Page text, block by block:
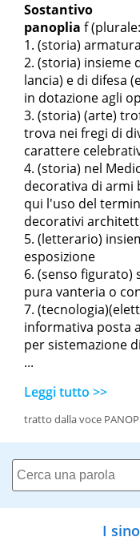
Sostantivo
panoplia f
(storia)
(storia) insieme
lancia) e di difesa
in dotazione agli
(storia) (arte)
trova nei fregi di
carattere
(storia) nel
decorativa di armi
qui l'uso del
decorativi
(letterario)
esposizione
(senso figurato)
pura vanteria o
informativa posta
per sistemazione
...
Leggi tutto >>
tratto dalla voce
I